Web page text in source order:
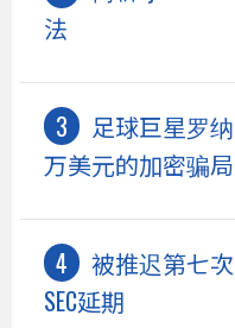
法
足球巨星罗
万美元的加密骗局
被推迟第七
SEC延期